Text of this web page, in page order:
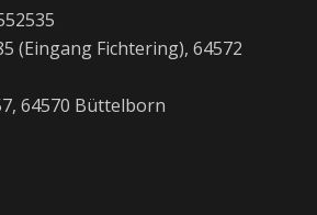
(Eingang Fichtering), 64572
64570 Büttelborn